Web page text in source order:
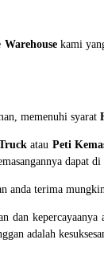
Warehousekami
memenuhi syarat
atau Peti
dapat
terima
dan
adalah